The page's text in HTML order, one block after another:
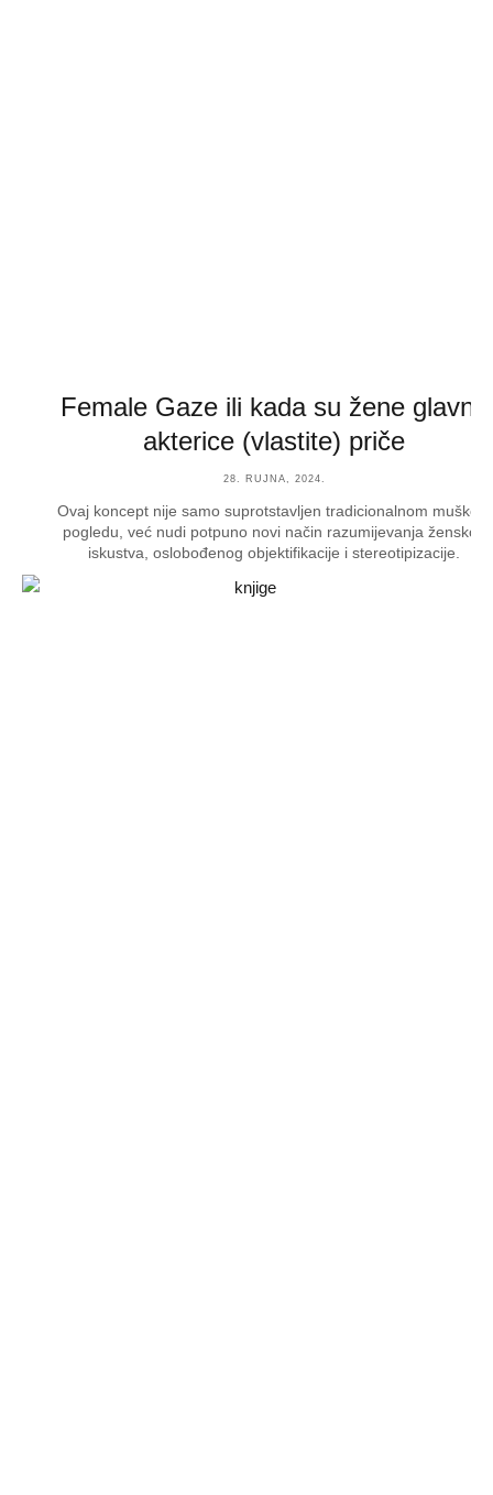
Female Gaze ili kada su žene glavne
akterice (vlastite) priče
28. RUJNA, 2024.
Ovaj koncept nije samo suprotstavljen tradicionalnom muškom
pogledu, već nudi potpuno novi način razumijevanja ženskog
iskustva, oslobođenog objektifikacije i stereotipizacije.